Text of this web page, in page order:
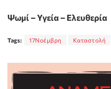
Ψωμί – Υγεία – Ελευθερία
Tags: 17Νοέμβρη Καταστολή